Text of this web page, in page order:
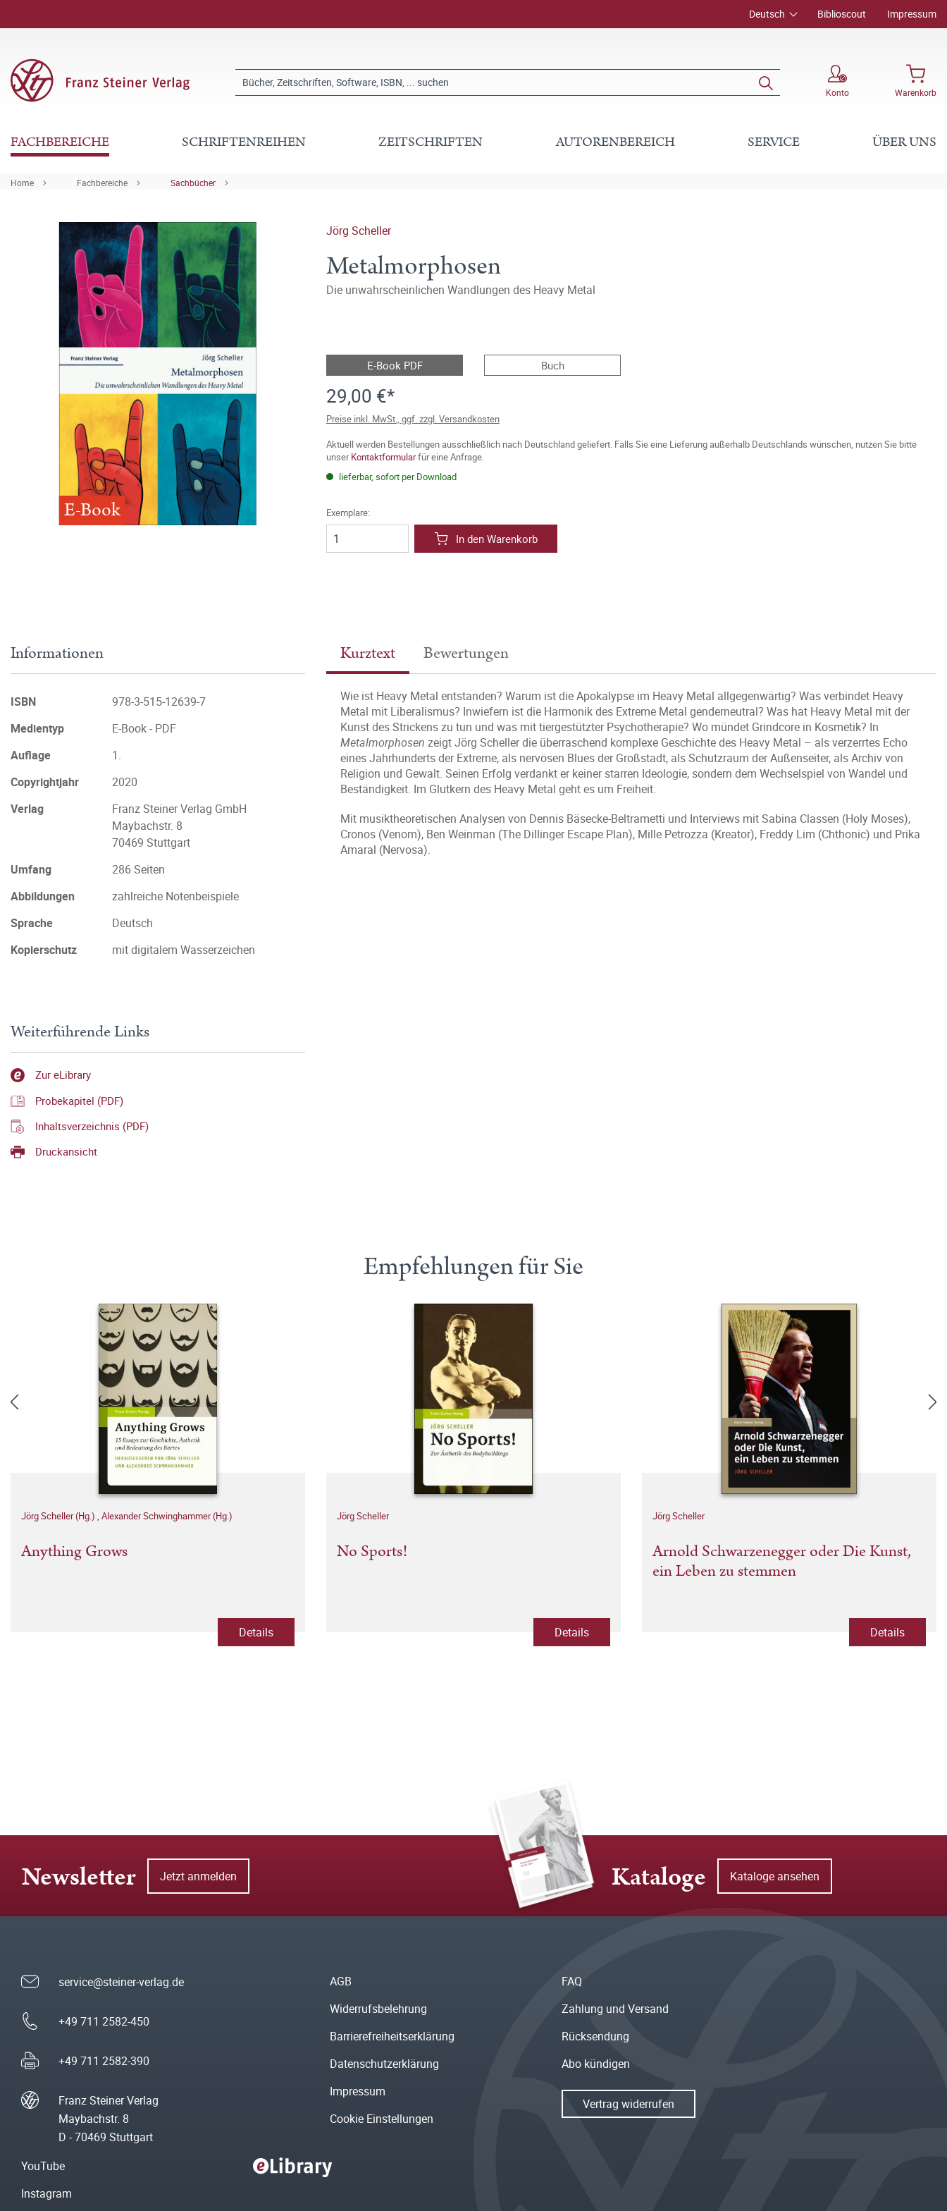
Deutsch Biblioscout Impressum
Konto Warenkorb
FACHBEREICHE SCHRIFTENREIHEN ZEITSCHRIFTEN AUTORENBEREICH SERVICE ÜBER UNS
Home Fachbereiche Sachbücher
E-Book
Jörg Scheller
Metalmorphosen
Die unwahrscheinlichen Wandlungen des Heavy Metal
E-Book PDF Buch
29,00 €*
Preise inkl. MwSt., ggf. zzgl. Versandkosten
Aktuell werden Bestellungen ausschließlich nach Deutschland geliefert. Falls Sie eine Lieferung außerhalb Deutschlands wünschen, nutzen Sie bitte
unserKontaktformularfür eine Anfrage.
lieferbar, sofort per Download
Exemplare:
In den Warenkorb
Kurztext Bewertungen
Wie ist Heavy Metal entstanden? Warum ist die Apokalypse im Heavy Metal allgegenwärtig? Was verbindet Heavy
Metal mit Liberalismus? Inwiefern ist die Harmonik des Extreme Metal genderneutral? Was hat Heavy Metal mit der
Kunst des Strickens zu tun und was mit tiergestützter Psychotherapie? Wo mündet Grindcore in Kosmetik? In
Metalmorphosen zeigt Jörg Scheller die überraschend komplexe Geschichte des Heavy Metal – als verzerrtes Echo
eines Jahrhunderts der Extreme, als nervösen Blues der Großstadt, als Schutzraum der Außenseiter, als Archiv von
Religion und Gewalt. Seinen Erfolg verdankt er keiner starren Ideologie, sondern dem Wechselspiel von Wandel und
Beständigkeit. Im Glutkern des Heavy Metal geht es um Freiheit.
Mit musiktheoretischen Analysen von Dennis Bäsecke-Beltrametti und Interviews mit Sabina Classen (Holy Moses),
Cronos (Venom), Ben Weinman (The Dillinger Escape Plan), Mille Petrozza (Kreator), Freddy Lim (Chthonic) und Prika
Amaral (Nervosa).
Informationen
ISBN
978-3-515-12639-7
Medientyp
E-Book - PDF
Auflage
1.
Copyrightjahr
2020
Verlag
Franz Steiner Verlag GmbH
Maybachstr. 8
70469 Stuttgart
Umfang
286 Seiten
Abbildungen
zahlreiche Notenbeispiele
Sprache
Deutsch
Kopierschutz
mit digitalem Wasserzeichen
Weiterführende Links
Zur eLibrary
Probekapitel (PDF)
Inhaltsverzeichnis (PDF)
Druckansicht
Empfehlungen für Sie
Jörg Scheller (Hg.) , Alexander Schwinghammer (Hg.)
Anything Grows
Details
Jörg Scheller
No Sports!
Details
Jörg Scheller
Arnold Schwarzenegger oder Die Kunst,
ein Leben zu stemmen
Details
Newsletter Jetzt anmelden Kataloge Kataloge ansehen
service@steiner-verlag.de
+49 711 2582-450
+49 711 2582-390
Franz Steiner Verlag
Maybachstr. 8
D - 70469 Stuttgart
AGB
Widerrufsbelehrung
Barrierefreiheitserklärung
Datenschutzerklärung
Impressum
Cookie Einstellungen
FAQ
Zahlung und Versand
Rücksendung
Abo kündigen
Vertrag widerrufen
YouTube
Instagram